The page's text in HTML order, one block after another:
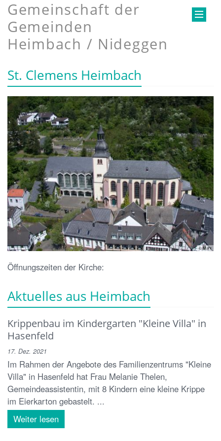
Gemeinschaft der
Gemeinden
Heimbach / Nideggen
St. Clemens Heimbach
© Marx
Öffnungszeiten der Kirche:
Aktuelles aus Heimbach
Krippenbau im Kindergarten "Kleine Villa" in
Hasenfeld
17. Dez. 2021
Im Rahmen der Angebote des Familienzentrums "Kleine
Villa" in Hasenfeld hat Frau Melanie Thelen,
Gemeindeassistentin, mit 8 Kindern eine kleine Krippe
im Eierkarton gebastelt. ...
Weiter lesen